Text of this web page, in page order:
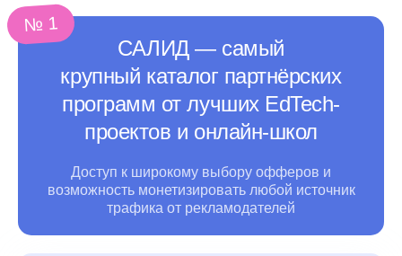
САЛИД ― самый
крупный каталог партнёрских
программ от лучших EdTech-
проектов и онлайн-школ
Доступ к широкому выбору офферов и
возможность монетизировать любой источник
трафика от рекламодателей
№ 1